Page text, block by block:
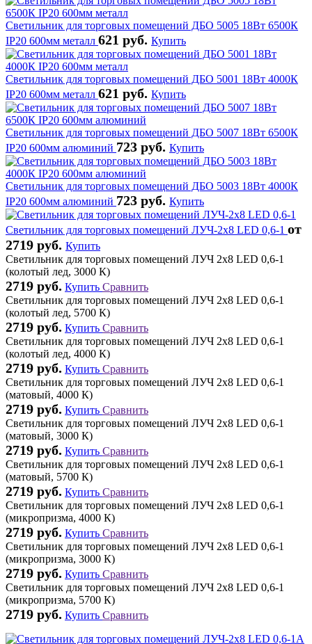
Светильник для торговых помещений ДБО 5005 18Вт 6500К
IP20 600мм металл 621 руб. Купить
Светильник для торговых помещений ДБО 5001 18Вт 4000К
IP20 600мм металл 621 руб. Купить
Светильник для торговых помещений ДБО 5007 18Вт 6500К
IP20 600мм алюминий 723 руб. Купить
Светильник для торговых помещений ДБО 5003 18Вт 4000К
IP20 600мм алюминий 723 руб. Купить
Светильник для торговых помещений ЛУЧ-2х8 LED 0,6-1 от
2719 руб. Купить
Светильник для торговых помещений ЛУЧ 2х8 LED 0,6-1
(колотый лед, 3000 К)
2719 руб. Купить Сравнить
Светильник для торговых помещений ЛУЧ 2х8 LED 0,6-1
(колотый лед, 5700 К)
2719 руб. Купить Сравнить
Светильник для торговых помещений ЛУЧ 2х8 LED 0,6-1
(колотый лед, 4000 К)
2719 руб. Купить Сравнить
Светильник для торговых помещений ЛУЧ 2х8 LED 0,6-1
(матовый, 4000 К)
2719 руб. Купить Сравнить
Светильник для торговых помещений ЛУЧ 2х8 LED 0,6-1
(матовый, 3000 К)
2719 руб. Купить Сравнить
Светильник для торговых помещений ЛУЧ 2х8 LED 0,6-1
(матовый, 5700 К)
2719 руб. Купить Сравнить
Светильник для торговых помещений ЛУЧ 2х8 LED 0,6-1
(микропризма, 4000 К)
2719 руб. Купить Сравнить
Светильник для торговых помещений ЛУЧ 2х8 LED 0,6-1
(микропризма, 3000 К)
2719 руб. Купить Сравнить
Светильник для торговых помещений ЛУЧ 2х8 LED 0,6-1
(микропризма, 5700 К)
2719 руб. Купить Сравнить